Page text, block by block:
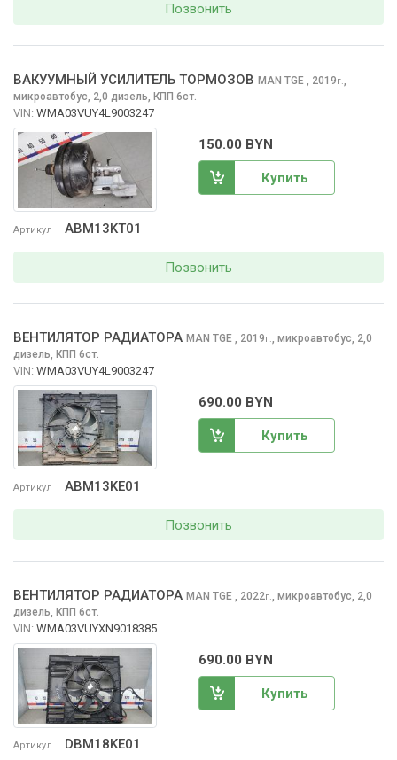
Позвонить
Артикул ABM13KT01
ВАКУУМНЫЙ УСИЛИТЕЛЬ ТОРМОЗОВ MAN TGE , 2019г.
микроавтобус, 2,0 дизель, КПП 6ст.
VIN: WMA03VUY4L9003247
150.00 BYN
Купить
Позвонить
Артикул ABM13KE01
ВЕНТИЛЯТОР РАДИАТОРА MAN TGE , 2019г. микроавтобус, 2,0
дизель, КПП 6ст.
VIN: WMA03VUY4L9003247
690.00 BYN
Купить
Позвонить
Артикул DBM18KE01
ВЕНТИЛЯТОР РАДИАТОРА MAN TGE , 2022г. микроавтобус, 2,0
дизель, КПП 6ст.
VIN: WMA03VUYXN9018385
690.00 BYN
Купить